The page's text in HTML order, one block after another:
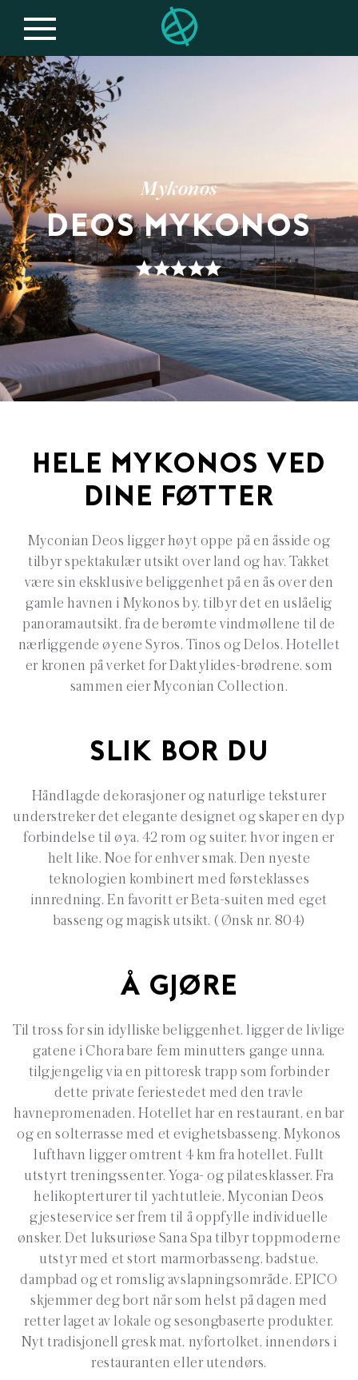
Mykonos
DEOS MYKONOS
HELE MYKONOS VED
DINE FØTTER
Myconian Deos ligger høyt oppe på en åsside og
tilbyr spektakulær utsikt over land og hav. Takket
være sin eksklusive beliggenhet på en ås over den
gamle havnen i Mykonos by, tilbyr det en uslåelig
panoramautsikt, fra de berømte vindmøllene til de
nærliggende øyene Syros, Tinos og Delos. Hotellet
er kronen på verket for Daktylides-brødrene, som
sammen eier Myconian Collection.
SLIK BOR DU
Håndlagde dekorasjoner og naturlige teksturer
understreker det elegante designet og skaper en dyp
forbindelse til øya. 42 rom og suiter, hvor ingen er
helt like. Noe for enhver smak. Den nyeste
teknologien kombinert med førsteklasses
innredning. En favoritt er Beta-suiten med eget
basseng og magisk utsikt. ( Ønsk nr. 804)
Å GJØRE
Til tross for sin idylliske beliggenhet, ligger de livlige
gatene i Chora bare fem minutters gange unna,
tilgjengelig via en pittoresk trapp som forbinder
dette private feriestedet med den travle
havnepromenaden. Hotellet har en restaurant, en bar
og en solterrasse med et evighetsbasseng. Mykonos
lufthavn ligger omtrent 4 km fra hotellet. Fullt
utstyrt treningssenter. Yoga- og pilatesklasser. Fra
helikopterturer til yachtutleie, Myconian Deos
gjesteservice ser frem til å oppfylle individuelle
ønsker. Det luksuriøse Sana Spa tilbyr toppmoderne
utstyr med et stort marmorbasseng, badstue,
dampbad og et romslig avslapningsområde. EPICO
skjemmer deg bort når som helst på dagen med
retter laget av lokale og sesongbaserte produkter.
Nyt tradisjonell gresk mat, nyfortolket, innendørs i
restauranten eller utendørs.